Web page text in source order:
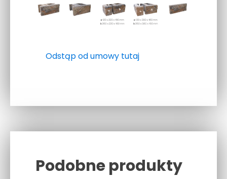
Odstąp od umowy tutaj
Podobne produkty